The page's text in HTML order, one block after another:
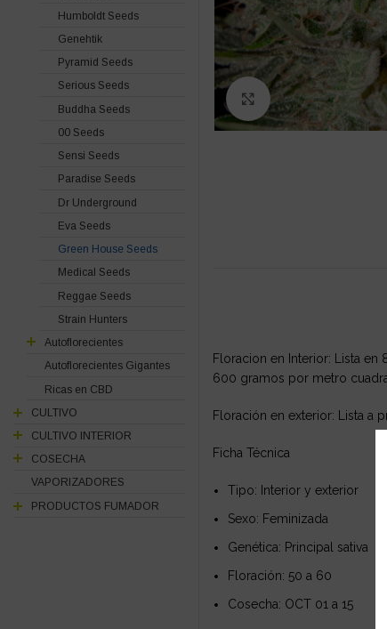
Click to enlarge
Floracion en Interior: Lista
600 gramos por metro
Floración en exterior: Lista a
Ficha Técnica
Tipo: Interior y exterior
Sexo: Feminizada
Genética: Principal sativa
Floración: 50 a 60
Cosecha: OCT 01 a 15
Humboldt Seeds
Genehtik
Pyramid Seeds
Serious Seeds
Buddha Seeds
00 Seeds
Sensi Seeds
Paradise Seeds
Dr Underground
Eva Seeds
Green House Seeds
Medical Seeds
Reggae Seeds
Strain Hunters
Autoflorecientes
Autoflorecientes Gigantes
Ricas en CBD
CULTIVO
CULTIVO INTERIOR
COSECHA
VAPORIZADORES
PRODUCTOS FUMADOR